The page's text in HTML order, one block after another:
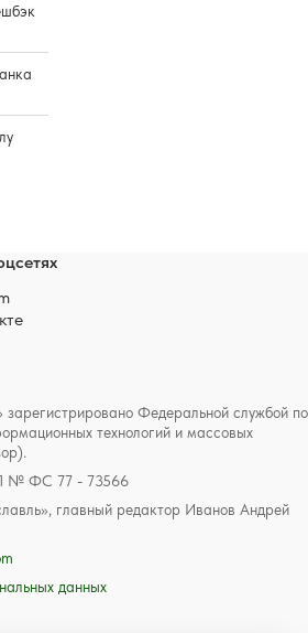
Федеральной службой по
технологий и массовых
№ ФС 77 - 73566
главный редактор Иванов Андрей
данных